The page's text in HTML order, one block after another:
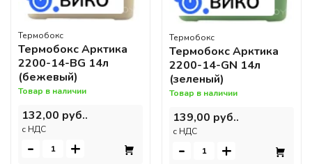
Термобокс
Термобокс Арктика
2200-14-BG 14л
(бежевый)
Товар в наличии
132,00 руб..
c НДС
- +
Термобокс
Термобокс Арктика
2200-14-GN 14л
(зеленый)
Товар в наличии
139,00 руб..
c НДС
- +